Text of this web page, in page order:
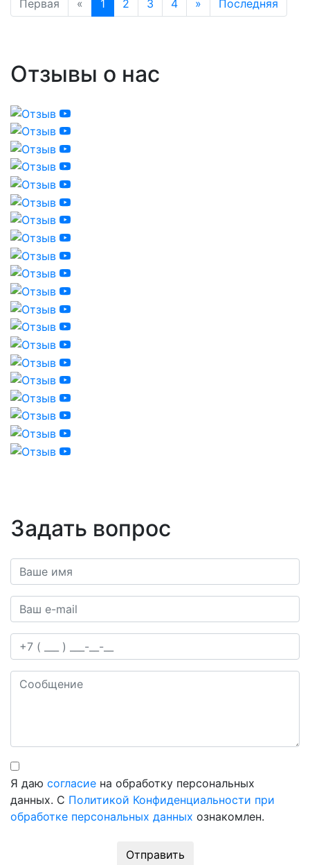
Первая
« 1 2 3 4 » Последняя
Отзывы о нас
Задать вопрос
Ваше имя*
Ваш e-mail*
Телефон
Сообщение
Я даю согласие на обработку персональных
данных. С Политикой Конфиденциальности при
обработке персональных данных ознакомлен.
Отправить